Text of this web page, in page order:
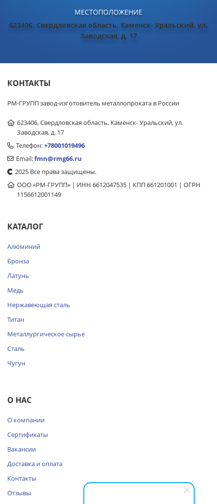
МЕСТОПОЛОЖЕНИЕ
623406, Свердловская область, Каменск- Уральский, ул.
Заводская, д. 17
КОНТАКТЫ
РМ-ГРУПП завод-изготовитель металлопроката в России
623406, Свердловская область, Каменск- Уральский, ул.
Заводская, д. 17
Телефон:+78001019496
Email:fmn@rmg66.ru
2025 Все права защищены.
ООО «РМ-ГРУПП» | ИНН 6612047535 | КПП 661201001 | ОГРН
1156612001149
КАТАЛОГ
Алюминий
Бронза
Латунь
Медь
Нержавеющая сталь
Титан
Металлургическое сырье
Сталь
Чугун
О НАС
О компании
Сертификаты
Вакансии
Доставка и оплата
Контакты
Отзывы